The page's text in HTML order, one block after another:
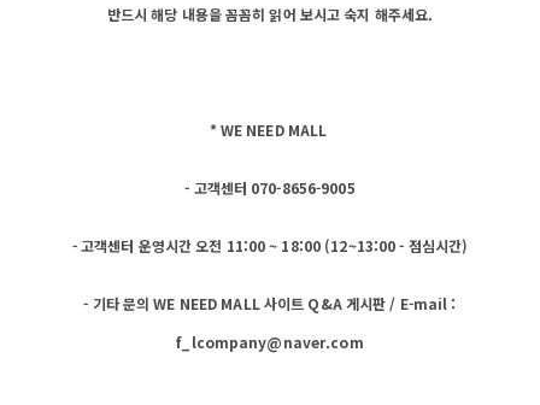
반드시 해당 내용을 꼼꼼히 읽어 보시고 숙지 해주세요.
* WE NEED MALL
- 고객센터 070-8656-9005
- 고객센터 운영시간 오전 11:00 ~ 18:00 (12~13:00 - 점심시간)
- 기타 문의 WE NEED MALL 사이트 Q&A 게시판 / E-mail :
f_lcompany@naver.com